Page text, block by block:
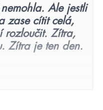
Ale jestli
zase cítit celá,
rozloučit. Zítra,
Zítra je ten den.